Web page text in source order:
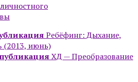
Ребёфинг: Дыхание,
(2013, июнь)
ХД — Преобразование